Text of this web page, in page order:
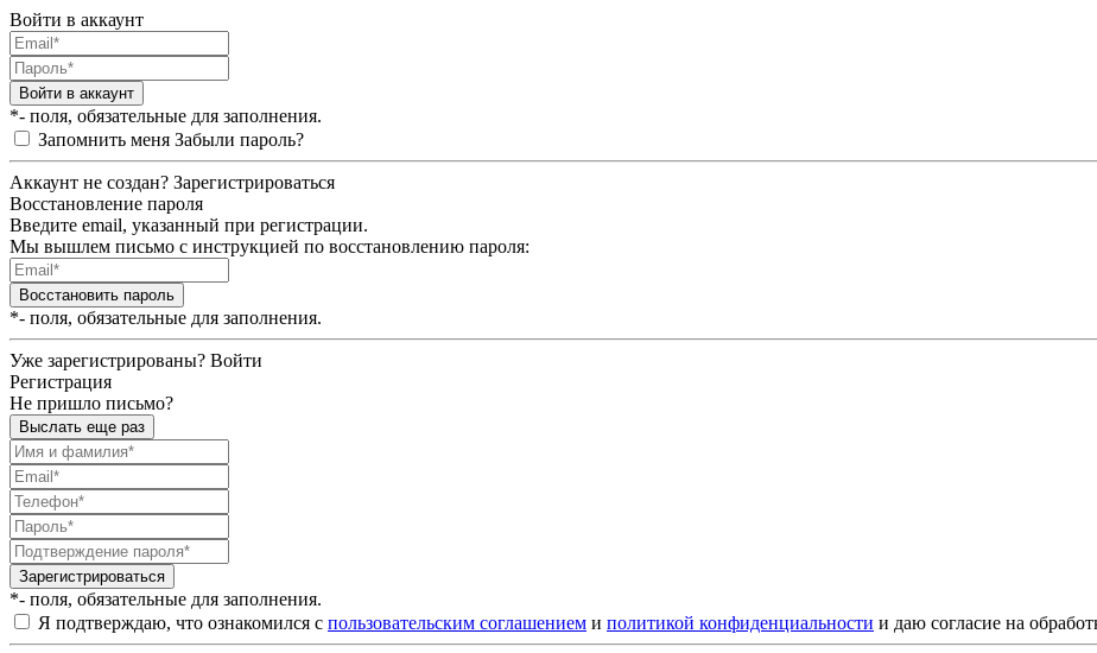
Войти в аккаунт
Войти в аккаунт
*- поля, обязательные для заполнения.
Запомнить меня Забыли пароль?
Аккаунт не создан? Зарегистрироваться
Восстановление пароля
Введите email, указанный при регистрации.
Мы вышлем письмо с инструкцией по восстановлению пароля:
Восстановить пароль
*- поля, обязательные для заполнения.
Уже зарегистрированы? Войти
Регистрация
Не пришло письмо?
Выслать еще раз
Зарегистрироваться
*- поля, обязательные для заполнения.
Я подтверждаю, что ознакомился с пользовательским соглашением и политикой конфиденциальности и даю согласие на